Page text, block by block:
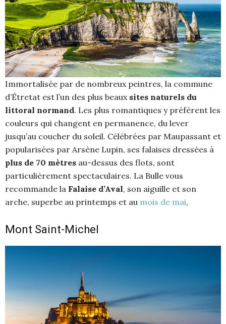
Immortalisée par de nombreux peintres, la commune
d’Étretat est l’un des plus beaux sites naturels du
littoral normand. Les plus romantiques y préfèrent les
couleurs qui changent en permanence, du lever
jusqu’au coucher du soleil. Célébrées par Maupassant et
popularisées par Arsène Lupin, ses falaises dressées à
plus de 70 mètres au-dessus des flots, sont
particulièrement spectaculaires. La Bulle vous
recommande la Falaise d’Aval, son aiguille et son
arche, superbe au printemps et au mois de mai,
Mont Saint-Michel